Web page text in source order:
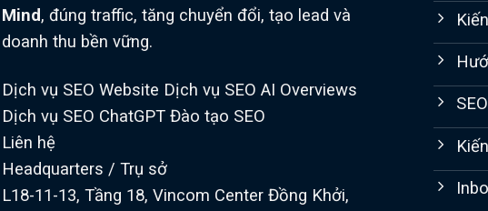
Mind, đúng traffic, tăng chuyển đổi, tạo lead và
doanh thu bền vững.
Dịch vụ SEO Website Dịch vụ SEO AI Overviews
Dịch vụ SEO ChatGPT Đào tạo SEO
Liên hệ
Headquarters / Trụ sở
L18-11-13, Tầng 18, Vincom Center Đồng Khởi,